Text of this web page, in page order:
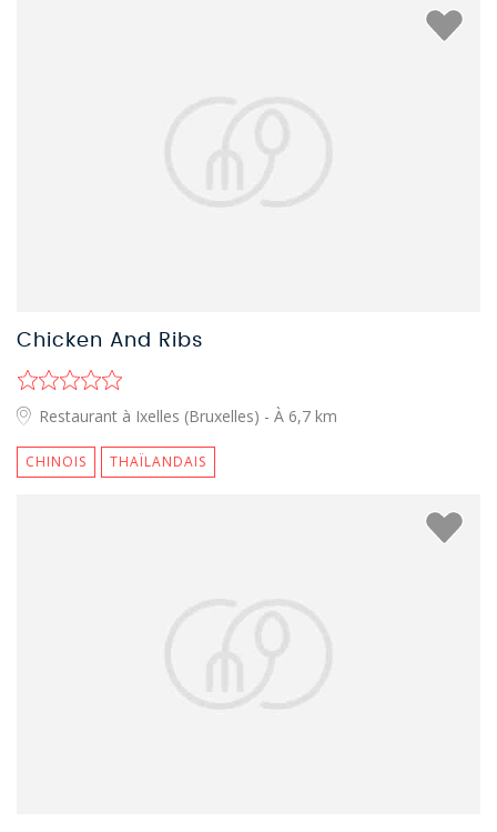
Chicken And Ribs
Restaurant à Ixelles (Bruxelles) - À 6,7 km
CHINOIS THAÏLANDAIS